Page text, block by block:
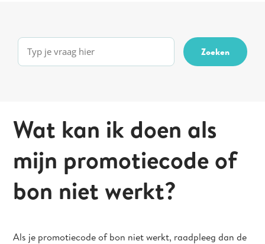
Wat kan ik doen als
mijn promotiecode of
bon niet werkt?
Als je promotiecode of bon niet werkt, raadpleeg dan de